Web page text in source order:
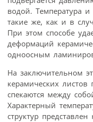
водой. Температура
такие же, как и в
При этом способе
деформаций
одноосным
На заключительном
керамических
спекаются между
Характерный
структур